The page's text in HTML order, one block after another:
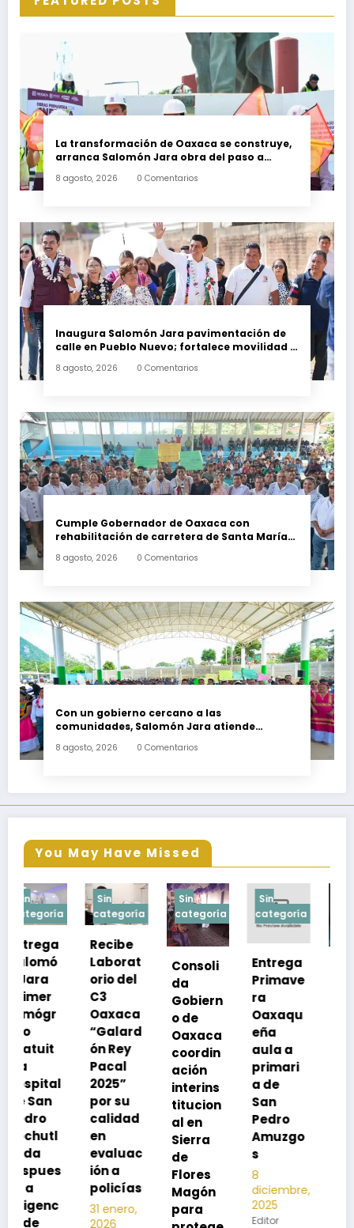
La transformación de Oaxaca se construye,
arranca Salomón Jara obra del paso a
kilómetro 184 + 300
8 agosto, 2026 0 Comentarios
Inaugura Salomón Jara pavimentación de
calle en Pueblo Nuevo; fortalece movilidad y
8 agosto, 2026 0 Comentarios
Cumple Gobernador de Oaxaca con
rehabilitación de carretera de Santa María
8 agosto, 2026 0 Comentarios
Con un gobierno cercano a las
comunidades, Salomón Jara atiende
Tenango
8 agosto, 2026 0 Comentarios
You May Have Missed
Sin
categoría
Recibe
Laborat
orio del
C3
Oaxaca
“Galard
ón Rey
2025”
por su
calidad
en
evaluac
ión a
policías
31 enero,
2026
Sin
categoría
Consoli
da
o de
Oaxaca
coordin
ación
interins
titucion
al en
de
Flores
Magón
para
Sin
categoría
Entrega
ra
Oaxaqu
eña
aula a
primari
a de
San
Pedro
Amuzgo
8
diciembre,
2025
Editor
Sin
categoría
Exhorta
SSO a
rse de
neumoc
oco
para
preveni
r la
neumon
ía
2025
Editor